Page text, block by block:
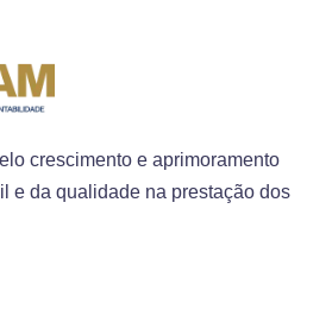
crescimento e aprimoramento
e da qualidade na prestação dos